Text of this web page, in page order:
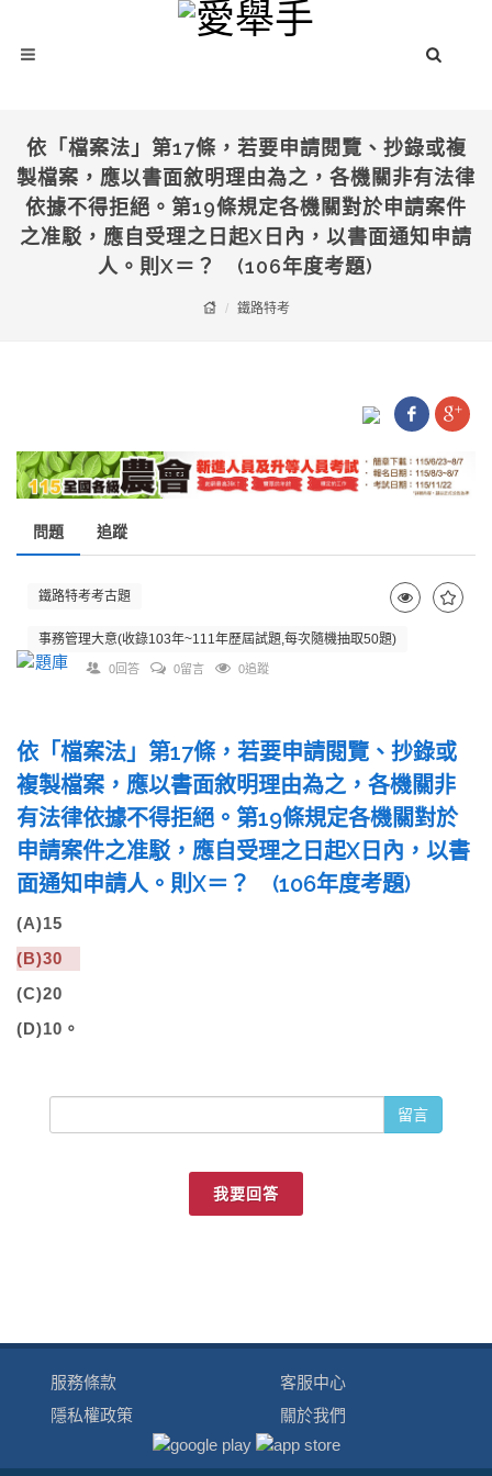
依「檔案法」第17條，若要申請閱覽、抄錄或複
製檔案，應以書面敘明理由為之，各機關非有法律
依據不得拒絕。第19條規定各機關對於申請案件
之准駁，應自受理之日起X日內，以書面通知申請
人。則X＝？ (106年度考題)
鐵路特考
問題 追蹤
鐵路特考考古題
事務管理大意(收錄103年~111年歷屆試題,每次隨機抽取50題)
0回答 0留言 0追蹤
依「檔案法」第17條，若要申請閱覽、抄錄或
複製檔案，應以書面敘明理由為之，各機關非
有法律依據不得拒絕。第19條規定各機關對於
申請案件之准駁，應自受理之日起X日內，以書
面通知申請人。則X＝？ (106年度考題)
(A)15
(B)30
(C)20
(D)10。
留言
我要回答
服務條款
隱私權政策
客服中心
關於我們